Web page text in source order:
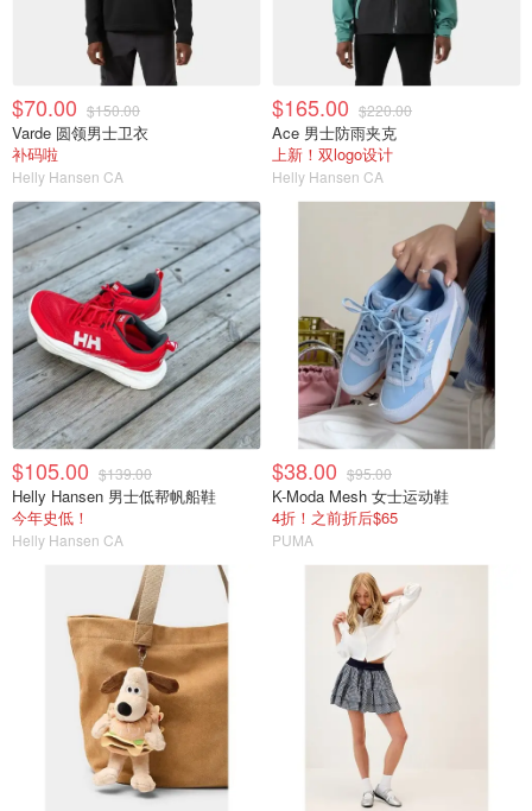
$70.00 $150.00
Varde 圆领男士卫衣
补码啦
Helly Hansen CA
$165.00 $220.00
Ace 男士防雨夹克
上新！双logo设计
Helly Hansen CA
$105.00 $139.00
Helly Hansen 男士低帮帆船鞋
今年史低！
Helly Hansen CA
$38.00 $95.00
K-Moda Mesh 女士运动鞋
4折！之前折后$65
PUMA